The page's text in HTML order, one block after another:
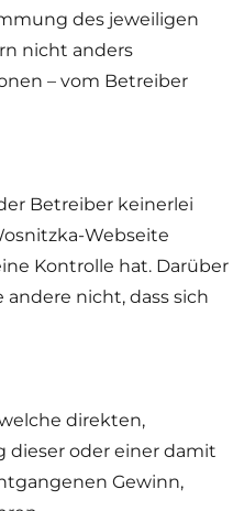
des jeweiligen
nicht anders
– vom Betreiber
Betreiber keinerlei
Webseite
Kontrolle hat. Darüber
nicht, dass sich
direkten,
dieser oder einer damit
Gewinn,